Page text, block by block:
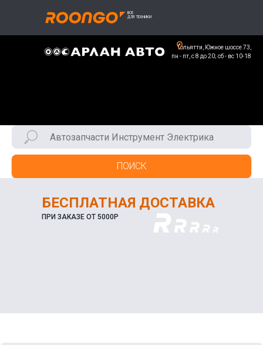
Тольятти, Южное шоссе 73,
пн - пт, с 8 до 20; сб - вс 10-18
ПОИСК
БЕСПЛАТНАЯ ДОСТАВКА
ПРИ ЗАКАЗЕ ОТ 5000Р